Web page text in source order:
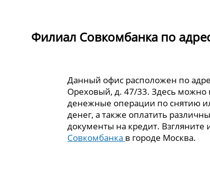
Филиал Совкомбанка по
Данный офис расположен по
Ореховый, д. 47/33. Здесь можно
денежные операции по снятию
денег, а также оплатить
документы на кредит. Взгляните
Совкомбанка в городе Москва.